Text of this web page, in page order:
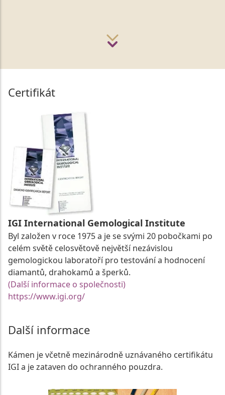
Certifikát
IGI International Gemological Institute
Byl založen v roce 1975 a je se svými 20 pobočkami po
celém světě celosvětově největší nezávislou
gemologickou laboratoří pro testování a hodnocení
diamantů, drahokamů a šperků.
(Další informace o společnosti)
https://www.igi.org/
Další informace
Kámen je včetně mezinárodně uznávaného certifikátu
IGI a je zataven do ochranného pouzdra.